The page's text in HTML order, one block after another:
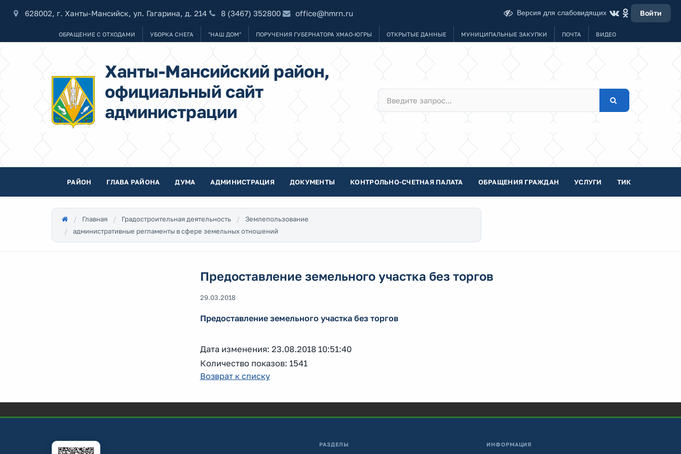
628002, г. Ханты-Мансийск, ул. Гагарина, д. 214 8 (3467) 352800 office@hmrn.ru Версия для слабовидящих Войти
ОБРАЩЕНИЕ С ОТХОДАМИ УБОРКА СНЕГА "НАШ ДОМ" ПОРУЧЕНИЯ ГУБЕРНАТОРА ХМАО-ЮГРЫ ОТКРЫТЫЕ ДАННЫЕ МУНИЦИПАЛЬНЫЕ ЗАКУПКИ ПОЧТА ВИДЕО
Ханты-Мансийский район,
официальный сайт
администрации
РАЙОН ГЛАВА РАЙОНА ДУМА АДМИНИСТРАЦИЯ ДОКУМЕНТЫ КОНТРОЛЬНО-СЧЕТНАЯ ПАЛАТА ОБРАЩЕНИЯ ГРАЖДАН УСЛУГИ ТИК
Главная Градостроительная деятельность
Землепользование
административные регламенты в сфере земельных отношений
Предоставление земельного участка без торгов
29.03.2018
Предоставление земельного участка без торгов
Дата изменения: 23.08.2018 10:51:40
Количество показов: 1541
Возврат к списку
РАЗДЕЛЫ ИНФОРМАЦИЯ